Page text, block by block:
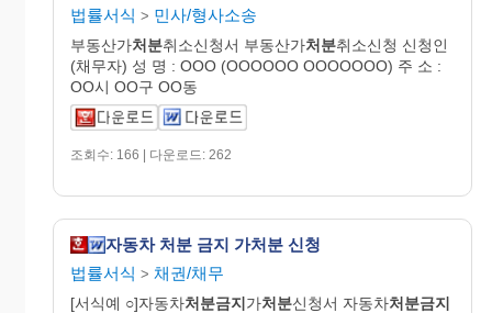
법률서식 > 민사/형사소송
부동산가처분취소신청서 부동산가처분취소신청 신청인
(채무자) 성 명 : OOO (OOOOOO OOOOOOO) 주 소 :
OO시 OO구 OO동
조회수: 166 | 다운로드: 262
자동차 처분 금지 가처분 신청
법률서식 > 채권/채무
[서식예 ○]자동차처분금지가처분신청서 자동차처분금지